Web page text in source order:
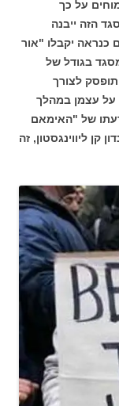
על כך
הזה ייבנה
כנראה יקבלו "אור
בגודל של
תופסק לצורך
על עצמן במהלך
של "האימאם
קן ליווינגסטון, זה